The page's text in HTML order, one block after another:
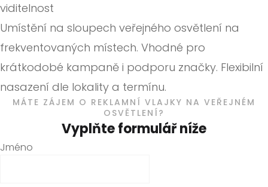
viditelnost
Umístění na sloupech veřejného osvětlení na
frekventovaných místech. Vhodné pro
krátkodobé kampaně i podporu značky. Flexibilní
nasazení dle lokality a termínu.
MÁTE ZÁJEM O REKLAMNÍ VLAJKY NA VEŘEJNÉM
OSVĚTLENÍ?
Vyplňte formulář níže
Jméno